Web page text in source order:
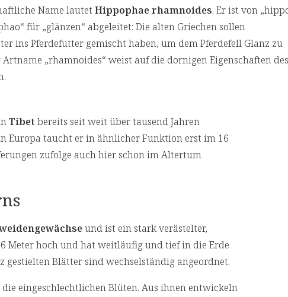
Name lautet Hippophae rhamnoides. Er ist von
für „glänzen“ abgeleitet: Die alten Griechen sollen
ins Pferdefutter gemischt haben, um dem Pferdefell Glanz zu
„rhamnoides“ weist auf die dornigen Eigenschaften des
Tibet bereits seit weit über tausend Jahren
Europa taucht er in ähnlicher Funktion erst im 16
zufolge auch hier schon im Altertum
und ist ein stark verästelter,
Meter hoch und hat weitläufig und tief in die Erde
Blätter sind wechselständig angeordnet.
eingeschlechtlichen Blüten. Aus ihnen entwickeln